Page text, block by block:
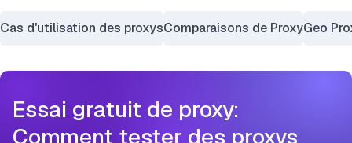
Cas d'utilisation des proxysComparaisons de ProxyGeo
Essai gratuit de proxy:
Comment tester des proxys